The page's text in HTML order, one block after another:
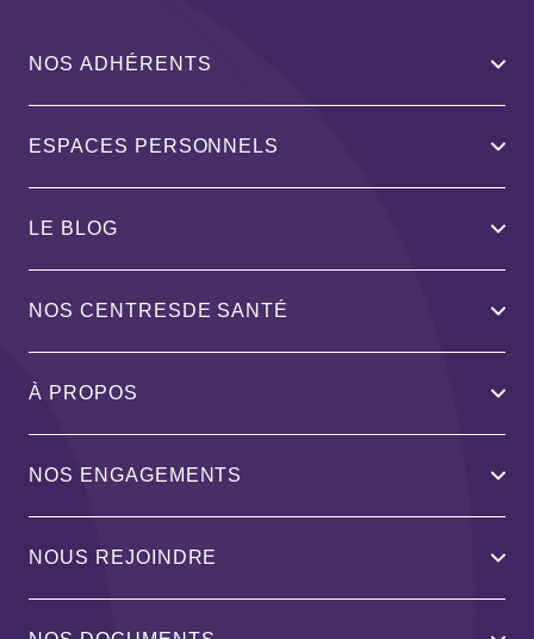
NOS ADHÉRENTS
ESPACES PERSONNELS
LE BLOG
NOS CENTRESDE SANTÉ
À PROPOS
NOS ENGAGEMENTS
NOUS REJOINDRE